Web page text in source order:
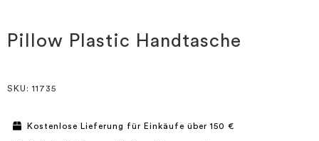
der
Bildgalerie
der
Bildgalerie
Pillow Plastic Handtasche
SKU : 11735
Kostenlose Lieferung für Einkäufe über 150 €